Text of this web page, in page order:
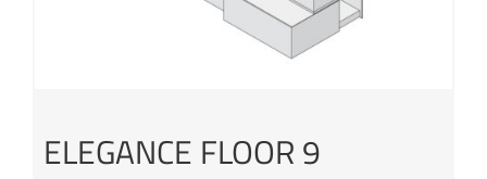
ELEGANCE FLOOR 9